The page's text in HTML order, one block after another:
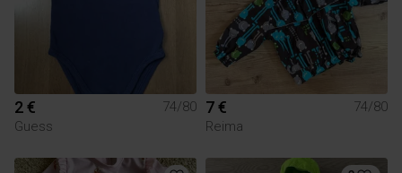
2 €
74/80
Guess
7 €
74/80
Reima